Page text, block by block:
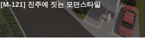
[M-121] 진주에 짓는 모던스타일